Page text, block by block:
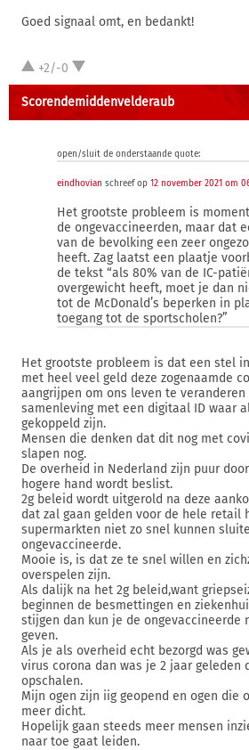
Goed signaal omt, en bedankt!
+2/-0
Scorendemiddenvelderaub
open/sluit de onderstaande quote:
eindhovian schreef op 12 november 2021 om
Het grootste probleem is
de ongevaccineerden, maar dat
van de bevolking een zeer
heeft. Zag laatst een plaatje
de tekst “als 80% van de IC-
overgewicht heeft, moet je dan
tot de McDonald’s beperken in
toegang tot de sportscholen?”
Het grootste probleem is dat een stel
met heel veel geld deze zogenaamde
aangrijpen om ons leven te
samenleving met een digitaal ID waar
gekoppeld zijn.
Mensen die denken dat dit nog met
slapen nog.
De overheid in Nederland zijn puur
hogere hand wordt beslist.
2g beleid wordt uitgerold na deze
dat zal gaan gelden voor de hele retail
supermarkten niet zo snel kunnen
ongevaccineerde.
Mooie is, is dat ze te snel willen en
overspelen zijn.
Als dalijk na het 2g beleid,want
beginnen de besmettingen en
stijgen dan kun je de ongevaccineerde
geven.
Als je als overheid echt bezorgd was
virus corona dan was je 2 jaar geleden
opschalen.
Mijn ogen zijn iig geopend en ogen die
meer dicht.
Hopelijk gaan steeds meer mensen
naar toe gaat leiden.